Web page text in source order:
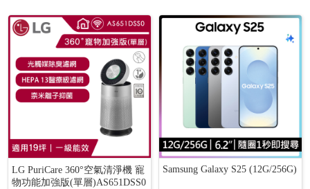
LG PuriCare 360°空氣清淨機 寵
物功能加強版(單層)AS651DSS0
Samsung Galaxy S25 (12G/256G)